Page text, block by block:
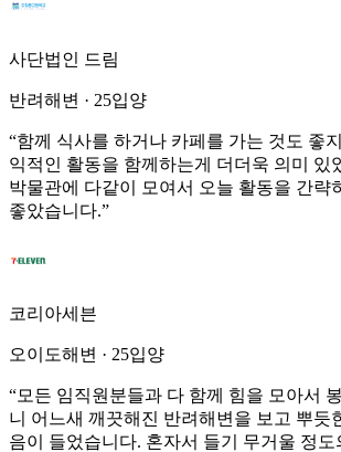
사단법인 드림
반려해변 · 25입양
“함께 식사를 하거나 카페를 가는 것도 좋
익적인 활동을 함께하는게 더더욱 의미 있
박물관에 다같이 모여서 오늘 활동을 간략
좋았습니다.”
코리아세븐
오이도해변 · 25입양
“모든 임직원분들과 다 함께 힘을 모아서
니 어느새 깨끗해진 반려해변을 보고 뿌듯
음이 들었습니다. 혼자서 들기 무거울 정도